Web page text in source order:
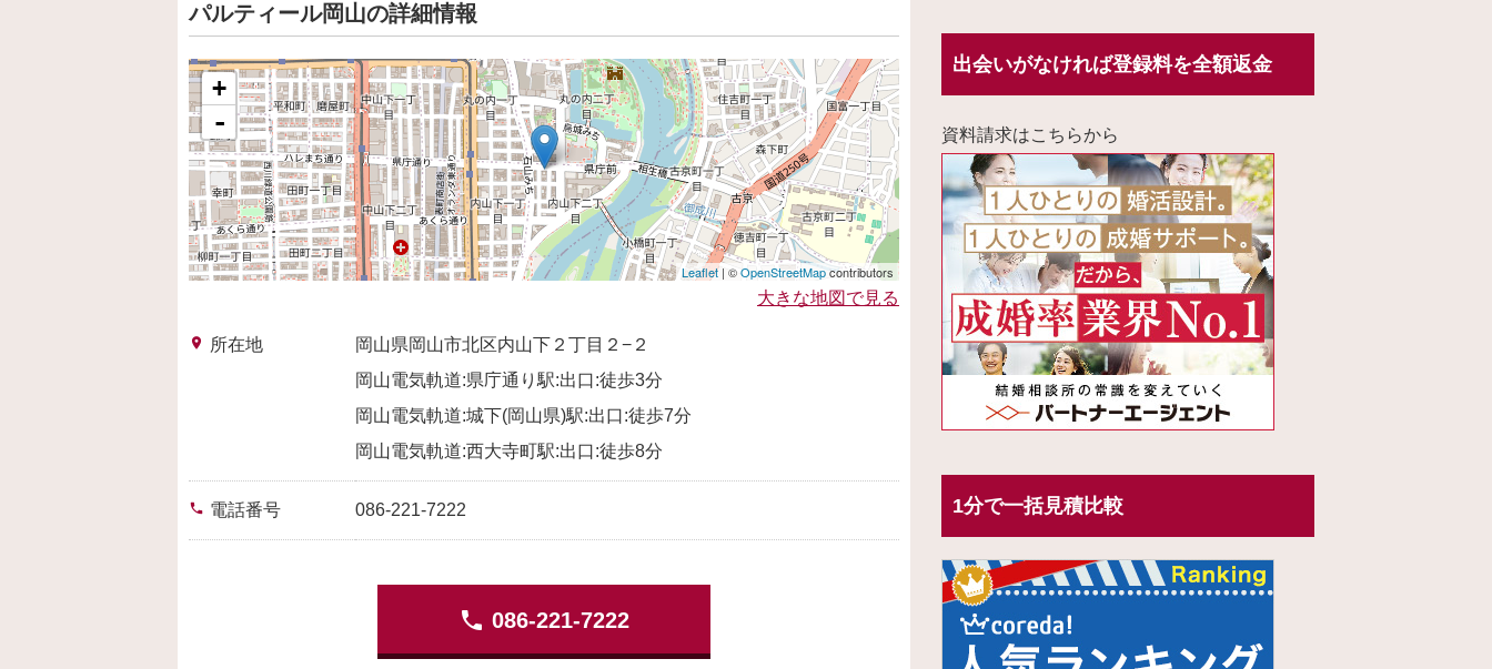
パルティール岡山の詳細情報
+
-
Leaflet| ©OpenStreetMapcontributors
大きな地図で見る
place 所在地
岡山県岡山市北区内山下２丁目２−２
岡山電気軌道:県庁通り駅:出口:徒歩3分
岡山電気軌道:城下(岡山県)駅:出口:徒歩7分
岡山電気軌道:西大寺町駅:出口:徒歩8分
phone 電話番号 086-221-7222
phone 086-221-7222
出会いがなければ登録料を全額返金
資料請求はこちらから
1分で一括見積比較